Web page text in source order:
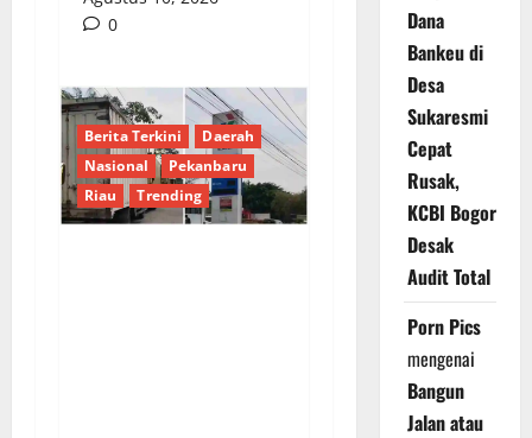
0
Berita Terkini
Daerah
Nasional
Pekanbaru
Riau
Trending
Dana
Bankeu di
Desa
Sukaresmi
Cepat
Rusak,
KCBI Bogor
Desak
Audit Total
Porn Pics
mengenai
Bangun
Jalan atau